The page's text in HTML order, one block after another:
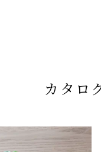
カタロ